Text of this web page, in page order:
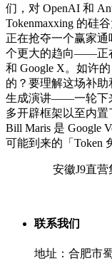
们，对 OpenAI 和
Tokenmaxxing 的硅
正在抢夺一个赢家
个更大的趋向——正
和 Google X。如许
的？要理解这场补
生成演讲——一轮下
多开辟框架以至内置
Bill Maris 是 Google
可能到来的「Token
安徽J9直
联系我们
地址：合肥市